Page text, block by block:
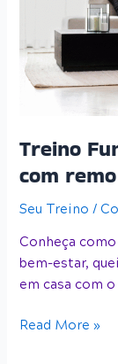
Treino
com
Seu Treino /
Conheça
bem-estar,
em casa com
Mormaii
Read More »